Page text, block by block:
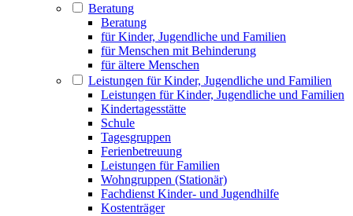
Beratung
Beratung
für Kinder, Jugendliche und Familien
für Menschen mit Behinderung
für ältere Menschen
Leistungen für Kinder, Jugendliche und Familien
Leistungen für Kinder, Jugendliche und Familien
Kindertagesstätte
Schule
Tagesgruppen
Ferienbetreuung
Leistungen für Familien
Wohngruppen (Stationär)
Fachdienst Kinder- und Jugendhilfe
Kostenträger